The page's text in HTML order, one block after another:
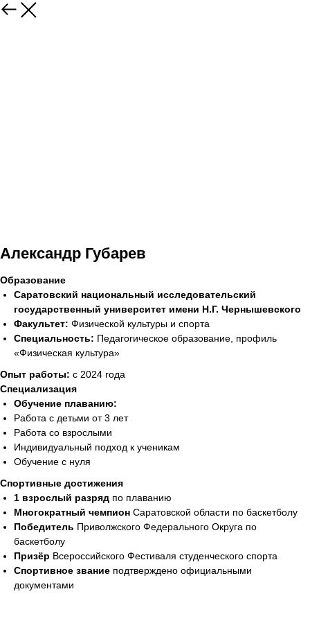
Александр Губарев
Образование
Саратовский национальный исследовательский
государственный университет имени Н.Г. Чернышевского
Факультет: Физической культуры и спорта
Специальность: Педагогическое образование, профиль
«Физическая культура»
Опыт работы: с 2024 года
Специализация
Обучение плаванию:
Работа с детьми от 3 лет
Работа со взрослыми
Индивидуальный подход к ученикам
Обучение с нуля
Спортивные достижения
1 взрослый разряд по плаванию
Многократный чемпион Саратовской области по баскетболу
Победитель Приволжского Федерального Округа по
баскетболу
Призёр Всероссийского Фестиваля студенческого спорта
Спортивное звание подтверждено официальными
документами